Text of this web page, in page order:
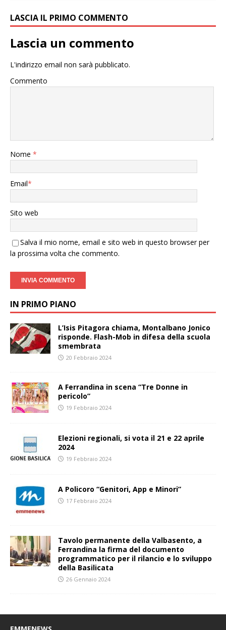
LASCIA IL PRIMO COMMENTO
Lascia un commento
L'indirizzo email non sarà pubblicato.
Commento
Nome *
Email*
Sito web
Salva il mio nome, email e sito web in questo browser per
la prossima volta che commento.
IN PRIMO PIANO
L’Isis Pitagora chiama, Montalbano Jonico
risponde. Flash-Mob in difesa della scuola
smembrata
20 Febbraio 2024
A Ferrandina in scena “Tre Donne in
pericolo”
19 Febbraio 2024
Elezioni regionali, si vota il 21 e 22 aprile
2024
19 Febbraio 2024
A Policoro “Genitori, App e Minori”
17 Febbraio 2024
Tavolo permanente della Valbasento, a
Ferrandina la firma del documento
programmatico per il rilancio e lo sviluppo
della Basilicata
26 Gennaio 2024